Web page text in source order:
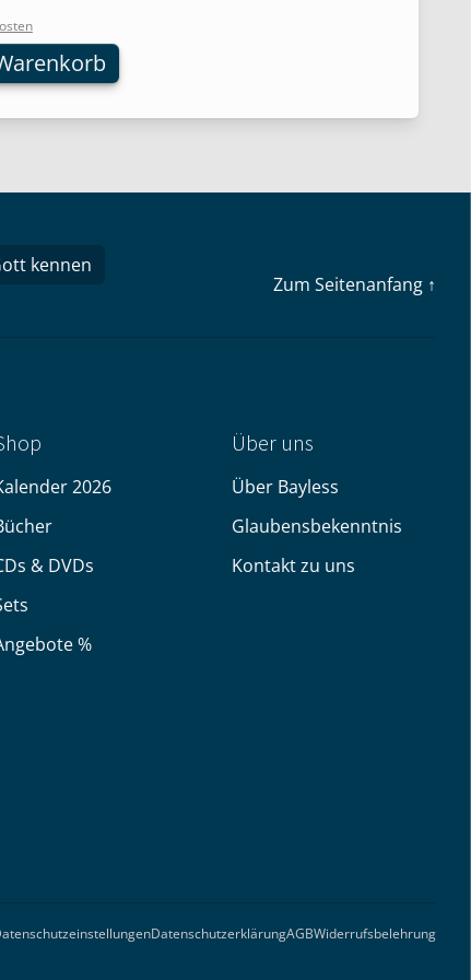
kennen
Zum Seitenanfang ↑
2026
& DVDs
%
Über uns
Über Bayless
Glaubensbekenntnis
Kontakt zu uns
DatenschutzerklärungAGBWiderrufsbelehrung